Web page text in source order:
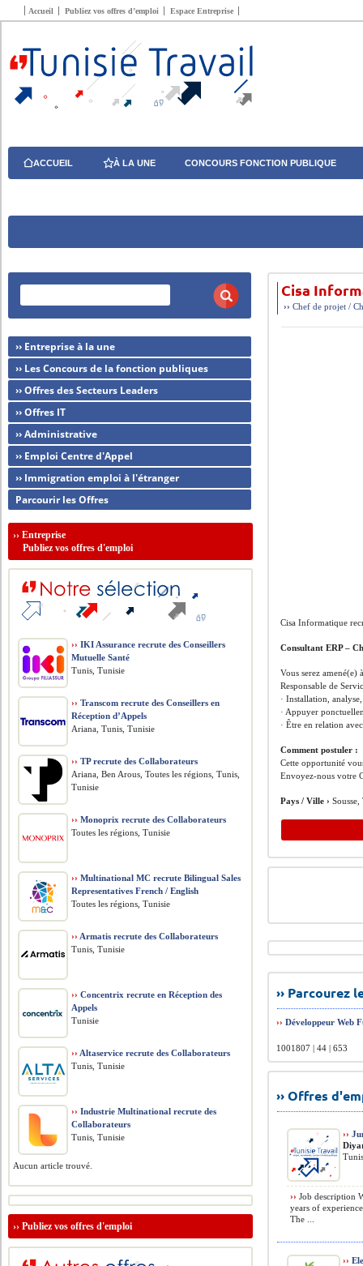
Accueil Publiez vos offres d’emploi Espace Entreprise
ACCUEIL À LA UNE CONCOURS FONCTION PUBLIQUE
Cisa
››Chef de projet /
Cisa Informatique
Consultant ERP –
Vous serez
Responsable de
· Installation,
· Appuyer
· Être en relation
Comment postuler :
Cette opportunité
Envoyez-nous votre
Pays / Ville ›
››
››Développeur Web
1001807 | 44 | 653
›› Offres
››
›› Job description
years of
The ...
››
›› Entreprise à la une
›› Les Concours de la fonction publiques
›› Offres des Secteurs Leaders
›› Offres IT
›› Administrative
›› Emploi Centre d'Appel
›› Immigration emploi à l'étranger
Parcourir les Offres
››Entreprise
Publiez vos offres d'emploi
›› IKI Assurance recrute des Conseillers
Mutuelle Santé
Tunis, Tunisie
›› Transcom recrute des Conseillers en
Réception d’Appels
Ariana, Tunis, Tunisie
›› TP recrute des Collaborateurs
Ariana, Ben Arous, Toutes les régions, Tunis,
Tunisie
›› Monoprix recrute des Collaborateurs
Toutes les régions, Tunisie
›› Multinational MC recrute Bilingual Sales
Representatives French / English
Toutes les régions, Tunisie
›› Armatis recrute des Collaborateurs
Tunis, Tunisie
›› Concentrix recrute en Réception des
Appels
Tunisie
›› Altaservice recrute des Collaborateurs
Tunis, Tunisie
›› Industrie Multinational recrute des
Collaborateurs
Tunis, Tunisie
Aucun article trouvé.
››Publiez vos offres d'emploi